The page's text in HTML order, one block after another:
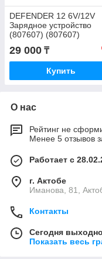
DEFENDER 12 6V/12V
Зарядное устройство
(807607) (807607)
29 000 ₸
Купить
О нас
Рейтинг не
Менее 5 отзывов
Работает с
г. Актобе
Иманова, 81,
Контакты
Сегодня
Показать весь